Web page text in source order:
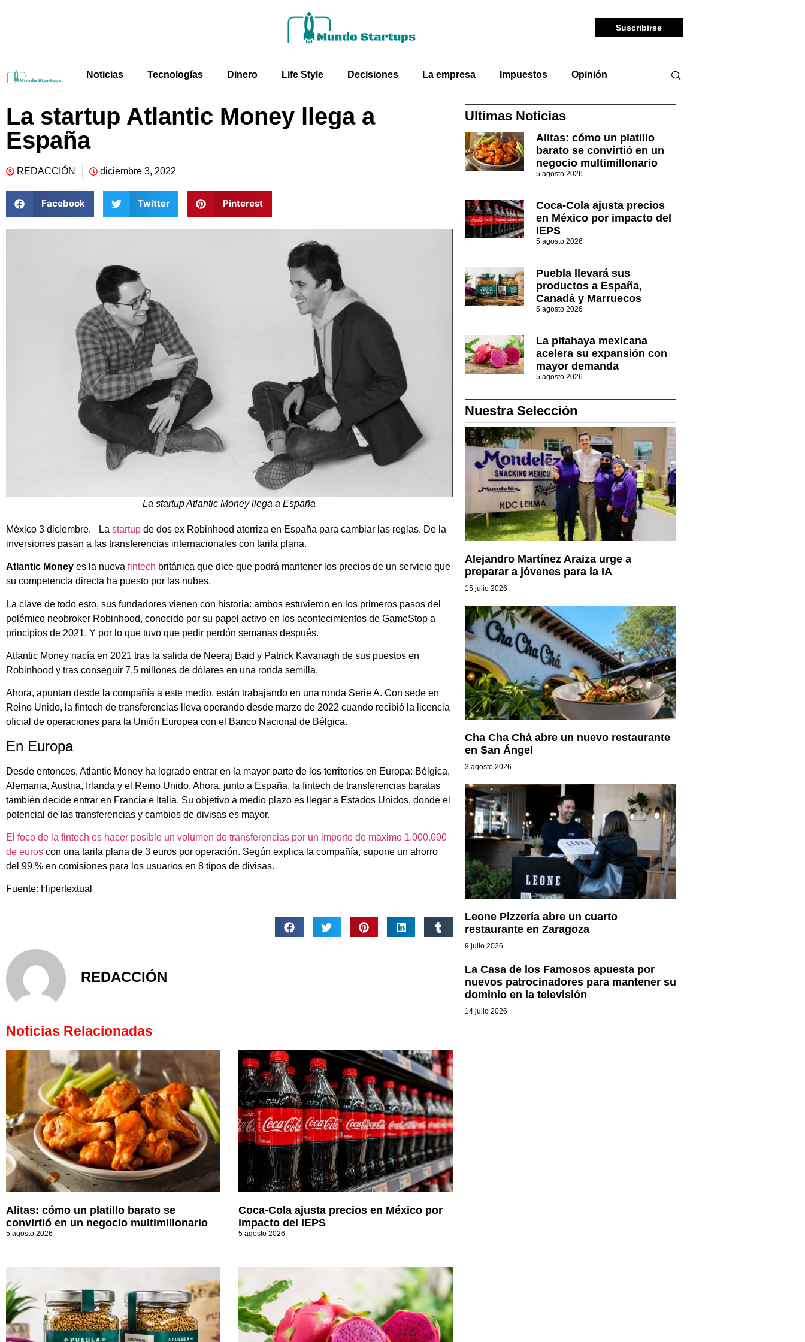
Suscribirse
Noticias Tecnologías Dinero Life Style Decisiones La empresa Impuestos Opinión
La startup Atlantic Money llega a
España
REDACCIÓN diciembre 3, 2022
Facebook Twitter Pinterest
La startup Atlantic Money llega a España
México 3 diciembre._ La startup de dos ex Robinhood aterriza en España para cambiar las reglas. De la
inversiones pasan a las transferencias internacionales con tarifa plana.
Atlantic Money es la nueva fintech británica que dice que podrá mantener los precios de un servicio que
su competencia directa ha puesto por las nubes.
La clave de todo esto, sus fundadores vienen con historia: ambos estuvieron en los primeros pasos del
polémico neobroker Robinhood, conocido por su papel activo en los acontecimientos de GameStop a
principios de 2021. Y por lo que tuvo que pedir perdón semanas después.
Atlantic Money nacía en 2021 tras la salida de Neeraj Baid y Patrick Kavanagh de sus puestos en
Robinhood y tras conseguir 7,5 millones de dólares en una ronda semilla.
Ahora, apuntan desde la compañía a este medio, están trabajando en una ronda Serie A. Con sede en
Reino Unido, la fintech de transferencias lleva operando desde marzo de 2022 cuando recibió la licencia
oficial de operaciones para la Unión Europea con el Banco Nacional de Bélgica.
En Europa
Desde entonces, Atlantic Money ha logrado entrar en la mayor parte de los territorios en Europa: Bélgica,
Alemania, Austria, Irlanda y el Reino Unido. Ahora, junto a España, la fintech de transferencias baratas
también decide entrar en Francia e Italia. Su objetivo a medio plazo es llegar a Estados Unidos, donde el
potencial de las transferencias y cambios de divisas es mayor.
El foco de la fintech es hacer posible un volumen de transferencias por un importe de máximo 1.000.000
de euros con una tarifa plana de 3 euros por operación. Según explica la compañía, supone un ahorro
del 99 % en comisiones para los usuarios en 8 tipos de divisas.
Fuente: Hipertextual
REDACCIÓN
Noticias Relacionadas
Alitas: cómo un platillo barato se
convirtió en un negocio multimillonario
5 agosto 2026
Coca-Cola ajusta precios en México por
impacto del IEPS
5 agosto 2026
Ultimas Noticias
Alitas: cómo un platillo
barato se convirtió en un
negocio multimillonario
5 agosto 2026
Coca-Cola ajusta precios
en México por impacto del
IEPS
5 agosto 2026
Puebla llevará sus
productos a España,
Canadá y Marruecos
5 agosto 2026
La pitahaya mexicana
acelera su expansión con
mayor demanda
5 agosto 2026
Nuestra Selección
Alejandro Martínez Araiza urge a
preparar a jóvenes para la IA
15 julio 2026
Cha Cha Chá abre un nuevo restaurante
en San Ángel
3 agosto 2026
Leone Pizzería abre un cuarto
restaurante en Zaragoza
9 julio 2026
La Casa de los Famosos apuesta por
nuevos patrocinadores para mantener su
dominio en la televisión
14 julio 2026